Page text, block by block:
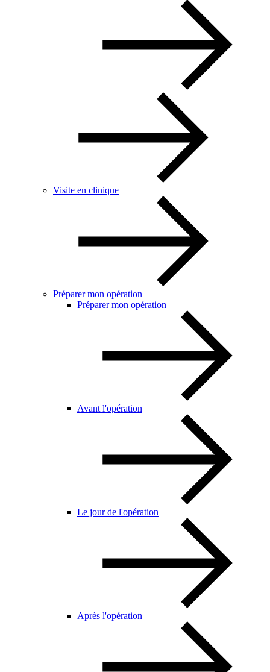
Visite en clinique
Préparer mon opération
Préparer mon opération
Avant l'opération
Le jour de l'opération
Après l'opération